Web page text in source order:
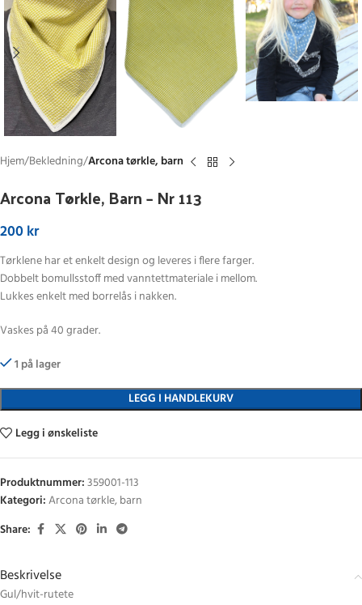
Hjem Bekledning Arcona tørkle, barn
Arcona Tørkle, Barn – Nr 113
200kr
Tørklene har et enkelt design og leveres i flere farger.
Dobbelt bomullsstoff med vanntettmateriale i mellom.
Lukkes enkelt med borrelås i nakken.
Vaskes på 40 grader.
1 på lager
LEGG I HANDLEKURV
Legg i ønskeliste
Produktnummer:359001-113
Kategori:Arcona tørkle, barn
Share:
Beskrivelse
Gul/hvit-rutete